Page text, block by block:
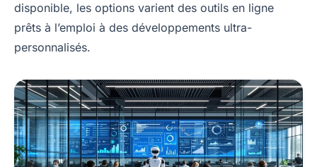
disponible, les options varient des outils en ligne
prêts à l’emploi à des développements ultra-
personnalisés.